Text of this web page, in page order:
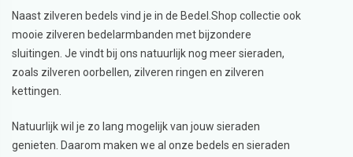
Naast zilveren bedels vind je in de Bedel.Shop collectie ook
mooie zilveren bedelarmbanden met bijzondere
sluitingen. Je vindt bij ons natuurlijk nog meer sieraden,
zoals zilveren oorbellen, zilveren ringen en zilveren
kettingen.
Natuurlijk wil je zo lang mogelijk van jouw sieraden
genieten. Daarom maken we al onze bedels en sieraden